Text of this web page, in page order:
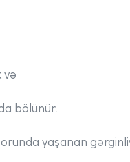
və
bölünür.
yaşanan